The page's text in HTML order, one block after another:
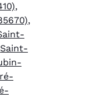
,
,
Saint-